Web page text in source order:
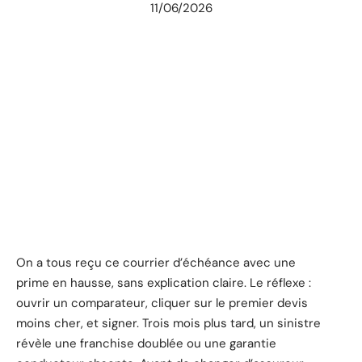
11/06/2026
On a tous reçu ce courrier d’échéance avec une
prime en hausse, sans explication claire. Le réflexe :
ouvrir un comparateur, cliquer sur le premier devis
moins cher, et signer. Trois mois plus tard, un sinistre
révèle une franchise doublée ou une garantie